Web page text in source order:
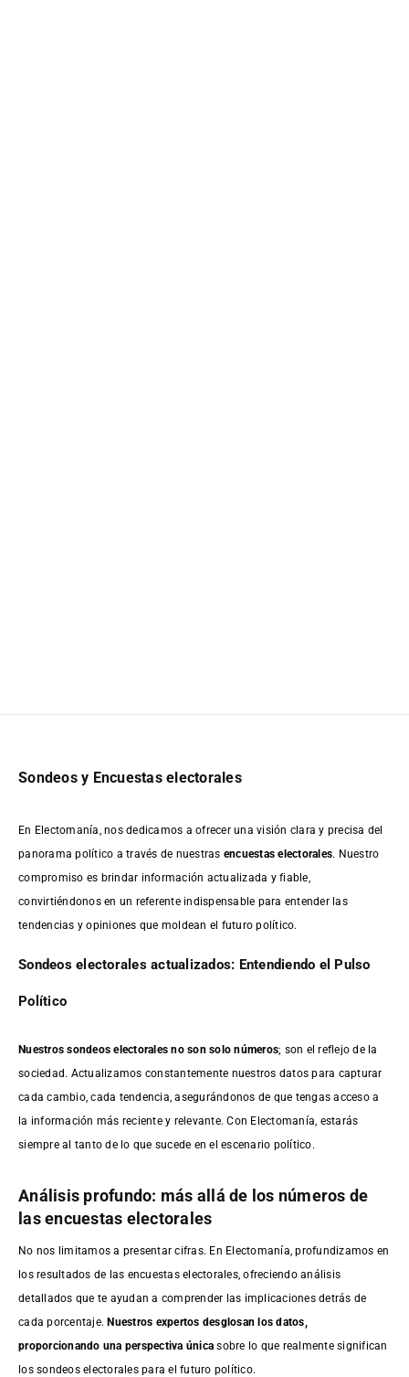
Sondeos y Encuestas electorales
En Electomanía, nos dedicamos a ofrecer una visión clara y precisa del
panorama político a través de nuestras encuestas electorales. Nuestro
compromiso es brindar información actualizada y fiable,
convirtiéndonos en un referente indispensable para entender las
tendencias y opiniones que moldean el futuro político.
Sondeos electorales actualizados: Entendiendo el Pulso
Político
Nuestros sondeos electorales no son solo números; son el reflejo de la
sociedad. Actualizamos constantemente nuestros datos para capturar
cada cambio, cada tendencia, asegurándonos de que tengas acceso a
la información más reciente y relevante. Con Electomanía, estarás
siempre al tanto de lo que sucede en el escenario político.
Análisis profundo: más allá de los números de
las encuestas electorales
No nos limitamos a presentar cifras. En Electomanía, profundizamos en
los resultados de las encuestas electorales, ofreciendo análisis
detallados que te ayudan a comprender las implicaciones detrás de
cada porcentaje.Nuestros expertos desglosan los datos,
proporcionando una perspectiva única sobre lo que realmente significan
los sondeos electorales para el futuro político.